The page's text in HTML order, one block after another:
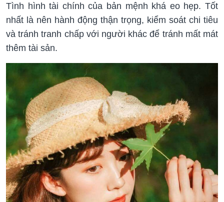
Tình hình tài chính của bản mệnh khá eo hẹp. Tốt
nhất là nên hành động thận trọng, kiểm soát chi tiêu
và tránh tranh chấp với người khác để tránh mất mát
thêm tài sản.